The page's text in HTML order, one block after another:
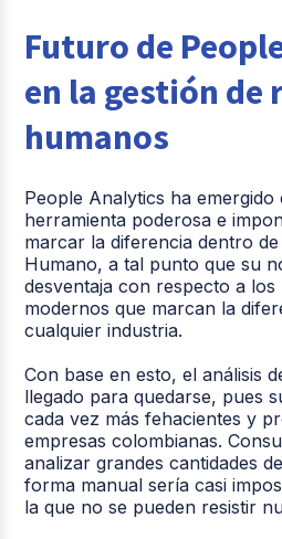
Futuro de
en la gestión de
humanos
People Analytics ha emergido
herramienta poderosa e
marcar la diferencia dentro
Humano, a tal punto que su
desventaja con respecto a
modernos que marcan la
cualquier industria.
Con base en esto, el análisis
llegado para quedarse, pues
cada vez más fehacientes y
empresas colombianas.
analizar grandes cantidades
forma manual sería casi
la que no se pueden resistir